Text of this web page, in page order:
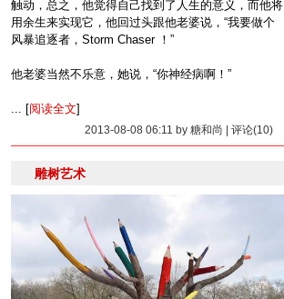
触动，总之，他觉得自己找到了人生的意义，而他将
用余生来实现它，他回过头跟他老婆说，“我要做个
风暴追逐者，Storm Chaser ！”
他老婆当然不乐意，她说，“你神经病啊！”
... [阅读全文]
2013-08-08 06:11 by 糖和尚 | 评论(10)
雕树艺术